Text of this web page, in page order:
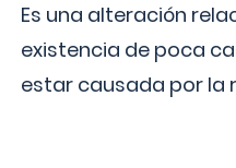
Es una alteración
existencia de poca
estar causada por la